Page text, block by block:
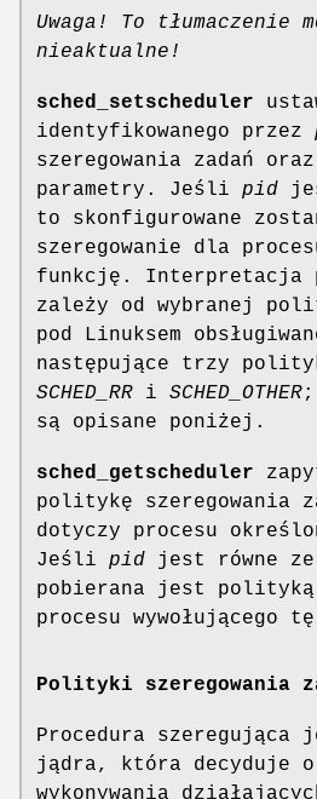
Uwaga! To tłumaczenie
nieaktualne!
sched_setscheduler
identyfikowanego przez
szeregowania zadań
parametry. Jeśli pid
to skonfigurowane
szeregowanie dla
funkcję. Interpretacja
zależy od wybranej
pod Linuksem
następujące trzy
SCHED_RR i SCHED_OTHER;
są opisane poniżej.
sched_getscheduler
politykę szeregowania
dotyczy procesu
Jeśli pid jest równe
pobierana jest polityką
procesu wywołującego
Polityki szeregowania
Procedura szeregująca
jądra, która decyduje
wykonywania